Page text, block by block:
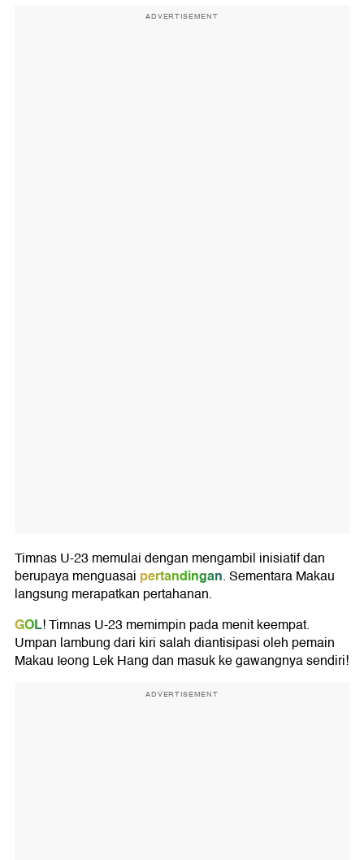
ADVERTISEMENT
Timnas U-23 memulai dengan mengambil inisiatif dan
berupaya menguasai pertandingan. Sementara Makau
langsung merapatkan pertahanan.
GOL! Timnas U-23 memimpin pada menit keempat.
Umpan lambung dari kiri salah diantisipasi oleh pemain
Makau Ieong Lek Hang dan masuk ke gawangnya sendiri!
ADVERTISEMENT